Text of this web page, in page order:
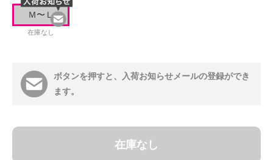
Ｍ〜Ｌ
在庫なし
ボタンを押すと、入荷お知らせメールの登録ができ
ます。
在庫なし